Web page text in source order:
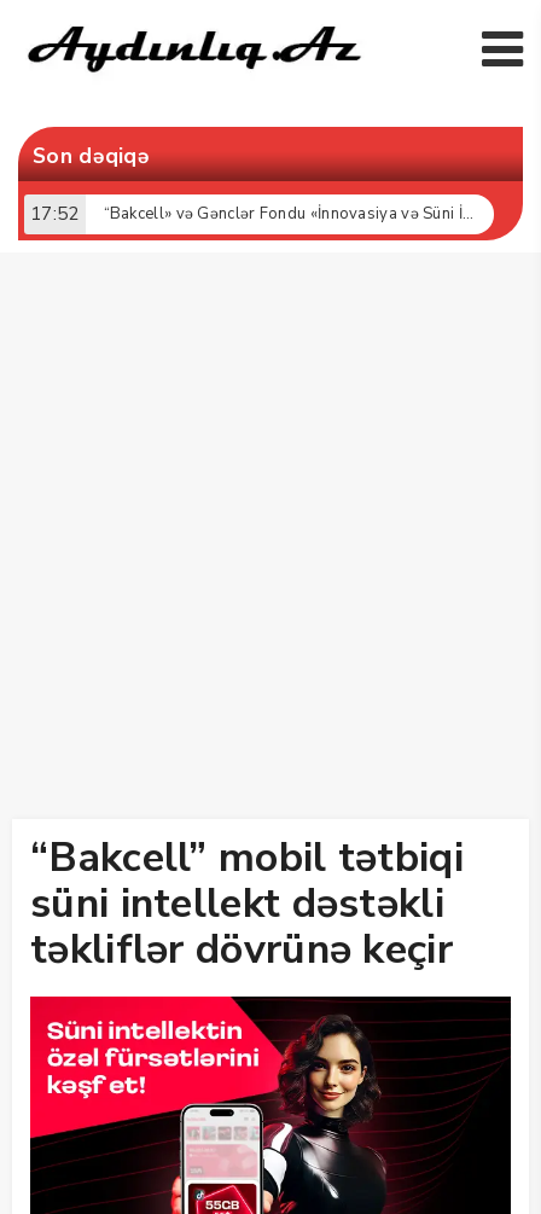
Son dəqiqə
17:52 “Bakcell» və Gənclər Fondu «İnnovasiya və Süni İntellekt» üzrə təqaüd proqramının qalibləri ilə görüş keçirib
“Bakcell” mobil tətbiqi
süni intellekt dəstəkli
təkliflər dövrünə keçir